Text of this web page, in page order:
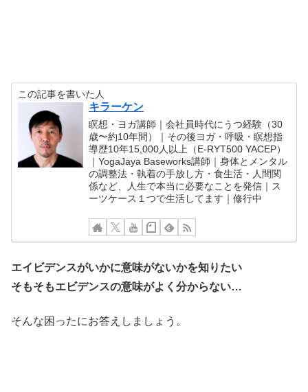
この記事を書いた人
キラーケン
瞑想・ヨガ講師｜会社員時代にうつ経験（30
歳〜約10年間）｜その後ヨガ・呼吸・瞑想指
導歴10年15,000人以上（E-RYT500 YACEP）
｜YogaJaya Baseworks講師｜身体とメンタル
の調整法・執着の手放し方・食生活・人間関
係など、人生で本当に必要なことを発信｜ス
ーツケース１つで生活してます｜修行中
エイビデンスがいかに意味がないかを知りたい
そもそもエビデンスの意味がよく分からない…
そんな困ったにお答えしましょう。